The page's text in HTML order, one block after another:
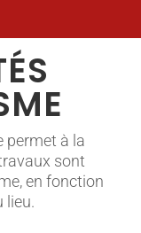
permet à la
sont
en fonction
lieu.